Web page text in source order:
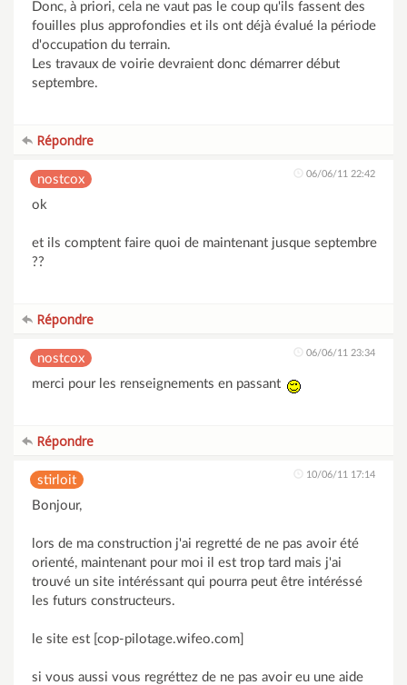
Donc, à priori, cela ne vaut pas le coup qu'ils fassent des
fouilles plus approfondies et ils ont déjà évalué la période
d'occupation du terrain.
Les travaux de voirie devraient donc démarrer début
septembre.
Répondre
nostcox 06/06/11 22:42
ok
et ils comptent faire quoi de maintenant jusque septembre
??
Répondre
nostcox 06/06/11 23:34
merci pour les renseignements en passant
Répondre
stirloit 10/06/11 17:14
Bonjour,
lors de ma construction j'ai regretté de ne pas avoir été
orienté, maintenant pour moi il est trop tard mais j'ai
trouvé un site intéréssant qui pourra peut être intéréssé
les futurs constructeurs.
le site est [cop-pilotage.wifeo.com]
si vous aussi vous regréttez de ne pas avoir eu une aide